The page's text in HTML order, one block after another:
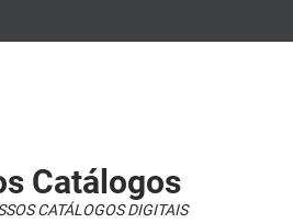
Catálogos
CATÁLOGOS DIGITAIS